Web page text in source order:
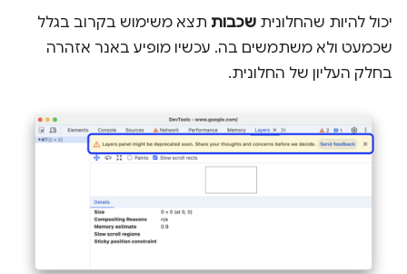
יכול להיות שהחלונית שכבות תצא משימוש בקרוב בגלל
שכמעט ולא משתמשים בה. עכשיו מופיע באנר אזהרה
בחלק העליון של החלונית.